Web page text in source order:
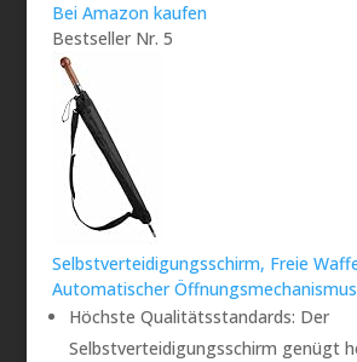
Bei Amazon kaufen
Bestseller Nr. 5
Selbstverteidigungsschirm, Freie
Automatischer Öffnungsmechanismus
Höchste Qualitätsstandards: Der
Selbstverteidigungsschirm genügt